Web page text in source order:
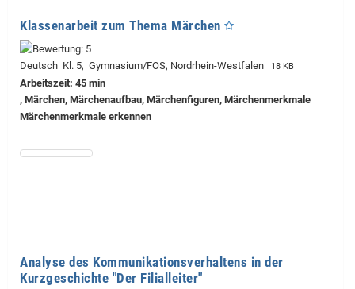
Klassenarbeit zum Thema Märchen
Deutsch Kl. 5, Gymnasium/FOS, Nordrhein-Westfalen 18 KB
Arbeitszeit: 45 min
, Märchen, Märchenaufbau, Märchenfiguren, Märchenmerkmale
Märchenmerkmale erkennen
Analyse des Kommunikationsverhaltens in der
Kurzgeschichte "Der Filialleiter"